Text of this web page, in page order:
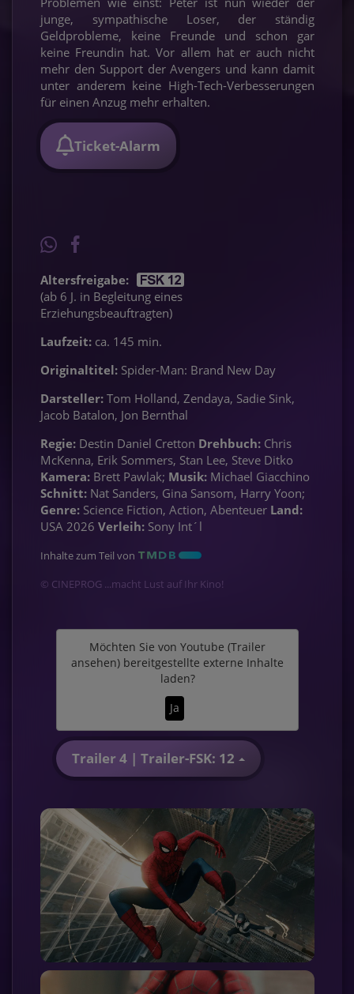
junge, sympathische Loser, der ständig
Geldprobleme, keine Freunde und schon gar
keine Freundin hat. Vor allem hat er auch nicht
mehr den Support der Avengers und kann damit
unter anderem keine High-Tech-Verbesserungen
für einen Anzug mehr erhalten.
Ticket-Alarm
Altersfreigabe:
(ab 6 J. in Begleitung eines
Erziehungsbeauftragten)
Laufzeit: ca. 145 min.
Originaltitel: Spider-Man: Brand New Day
Darsteller: Tom Holland, Zendaya, Sadie Sink,
Jacob Batalon, Jon Bernthal
Regie: Destin Daniel Cretton Drehbuch: Chris
McKenna, Erik Sommers, Stan Lee, Steve Ditko
Kamera: Brett Pawlak; Musik: Michael Giacchino
Schnitt: Nat Sanders, Gina Sansom, Harry Yoon;
Genre: Science Fiction, Action, Abenteuer Land:
USA 2026 Verleih: Sony Int´l
Inhalte zum Teil von
© CINEPROG ...macht Lust auf Ihr Kino!
Möchten Sie von Youtube (Trailer
ansehen) bereitgestellte externe Inhalte
laden?
Ja
Trailer 4 | Trailer-FSK: 12